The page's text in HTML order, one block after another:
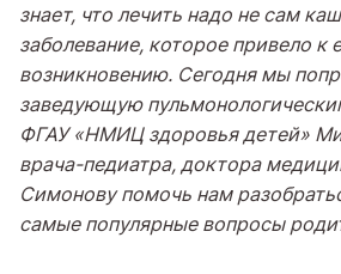
знает, что лечить надо не сам
заболевание, которое привело к
возникновению. Сегодня мы
заведующую
ФГАУ «НМИЦ здоровья детей»
врача-педиатра, доктора
Симонову помочь нам
самые популярные вопросы